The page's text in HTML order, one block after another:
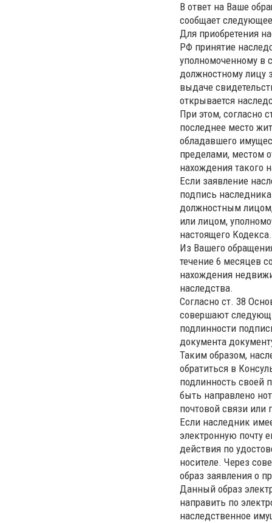
В ответ на Ваше
сообщает
Для приобретения
РФ принятие
уполномоченному в
должностному лицу
выдаче
открывается
При этом, согласно
последнее место
обладавшего
пределами, местом
нахождения такого
Если заявление
подпись
должностным
или лицом,
настоящего Кодекса.
Из Вашего
течение 6 месяцев
нахождения
наследства.
Согласно ст. 38
совершают
подлинности
документа
Таким образом,
обратиться в
подлинность своей
быть направлено
почтовой связи или
Если наследник
электронную почту
действия по
носителе. Через
образ заявления о
Данный образ
направить по
наследственное